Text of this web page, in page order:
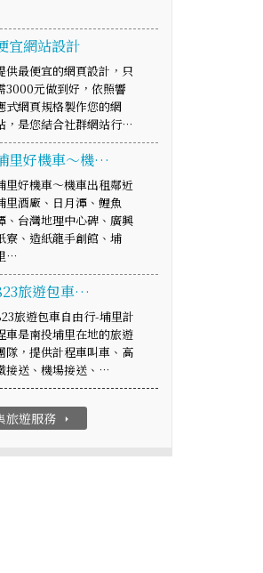
宜網站設計
供最便宜的網頁設計，只
3000元做到好，依照響
式網頁規格製作您的網
，是您結合社群網站行…
里好機車～機…
里好機車～機車出租鄰近
里酒廠、日月潭、鯉魚
、台灣地理中心碑、廣興
寮、造紙龍手創館、埔
…
旅遊包車…
旅遊包車自由行-埔里計
車是南投埔里在地的旅遊
隊，提供計程車叫車、高
接送、機場接送、…
旅遊服務 arrow_right